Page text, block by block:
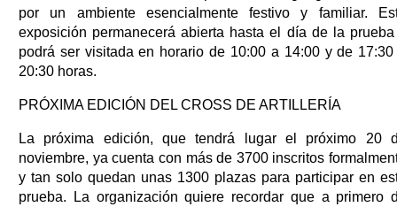
por un ambiente esencialmente festivo y familiar.
exposición permanecerá abierta hasta el día de la
podrá ser visitada en horario de 10:00 a 14:00 y de 17:30
20:30 horas.
PRÓXIMA EDICIÓN DEL CROSS DE ARTILLERÍA
La próxima edición, que tendrá lugar el próximo 20
noviembre, ya cuenta con más de 3700 inscritos
y tan solo quedan unas 1300 plazas para participar en
prueba. La organización quiere recordar que a primero